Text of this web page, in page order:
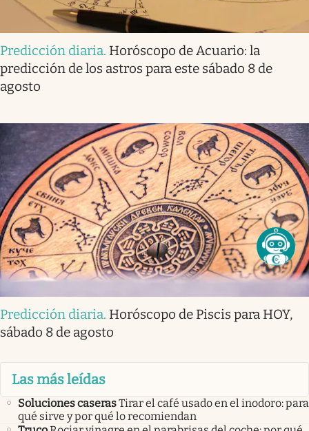
Predicción diaria. Horóscopo de Acuario: la
predicción de los astros para este sábado 8 de
agosto
Predicción diaria. Horóscopo de Piscis para HOY,
sábado 8 de agosto
Las más leídas
Soluciones caserasTirar el café usado en el inodoro: para
qué sirve y por qué lo recomiendan